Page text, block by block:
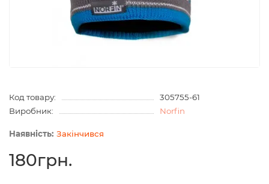
Код товару:
305755-61
Виробник:
Norfin
Закінчився
180грн.